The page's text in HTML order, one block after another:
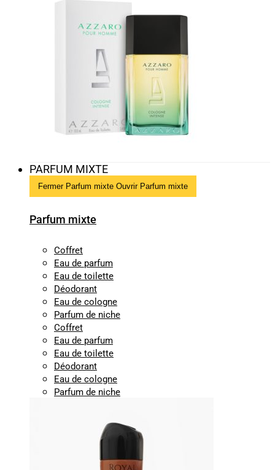
PARFUM MIXTE
Fermer Parfum mixte Ouvrir Parfum mixte
Parfum mixte
Coffret
Eau de parfum
Eau de toilette
Déodorant
Eau de cologne
Parfum de niche
Coffret
Eau de parfum
Eau de toilette
Déodorant
Eau de cologne
Parfum de niche